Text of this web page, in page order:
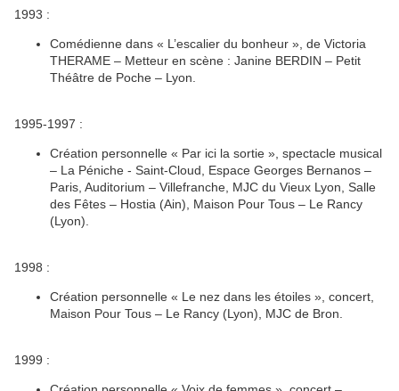
1993 :
Comédienne dans « L’escalier du bonheur », de Victoria
THERAME – Metteur en scène : Janine BERDIN – Petit
Théâtre de Poche – Lyon.
1995-1997 :
Création personnelle « Par ici la sortie », spectacle musical
– La Péniche - Saint-Cloud, Espace Georges Bernanos –
Paris, Auditorium – Villefranche, MJC du Vieux Lyon, Salle
des Fêtes – Hostia (Ain), Maison Pour Tous – Le Rancy
(Lyon).
1998 :
Création personnelle « Le nez dans les étoiles », concert,
Maison Pour Tous – Le Rancy (Lyon), MJC de Bron.
1999 :